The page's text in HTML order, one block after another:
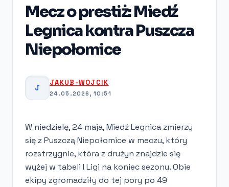
Mecz o prestiż: Miedź
Legnica kontra Puszcza
Niepołomice
J
JAKUB-WOJCIK
24.05.2026, 10:51
W niedzielę, 24 maja, Miedź Legnica zmierzy
się z Puszczą Niepołomice w meczu, który
rozstrzygnie, która z drużyn znajdzie się
wyżej w tabeli I Ligi na koniec sezonu. Obie
ekipy zgromadziły do tej pory po 49